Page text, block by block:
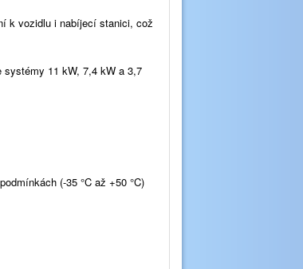
k vozidlu i nabíjecí stanici, což
11 kW, 7,4 kW a 3,7
(-35 °C až +50 °C)